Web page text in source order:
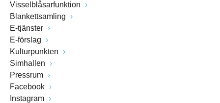
Visselblåsarfunktion
Blankettsamling
E-tjänster
E-förslag
Kulturpunkten
Simhallen
Pressrum
Facebook
Instagram